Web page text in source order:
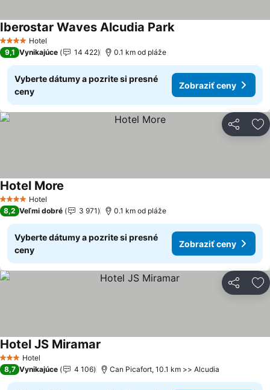
4 Počet hviezdičiek
Hotel
Iberostar Waves Alcudia ParkZobraziť ceny
9,1 Vynikajúce 14 422 0.1 km od pláže
Vyberte dátumy a pozrite si presné
ceny
Zobraziť ceny
Zdieľať
4 Počet hviezdičiek
Hotel
Hotel More
8,2 Veľmi dobré 3 971 0.1 km od pláže
Vyberte dátumy a pozrite si presné
ceny
Zobraziť ceny
Zdieľať
3 Počet hviezdičiek
Hotel
Hotel JS Miramar
8,7 Vynikajúce 4 106 Can Picafort, 10.1 km >> Alcudia